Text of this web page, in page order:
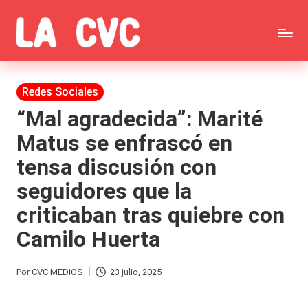
Saltar
al
contenido
C
o
p
u
c
h
a
s
y
F
Todas
las
noticias
de
la
farándula,
Realitys,
Tierra
Brava,
Publicada
en
Redes Sociales
“Mal agradecida”: Marité
Matus se enfrascó en
tensa discusión con
seguidores que la
criticaban tras quiebre con
Camilo Huerta
Publicado
PorCVC MEDIOS 23 julio, 2025